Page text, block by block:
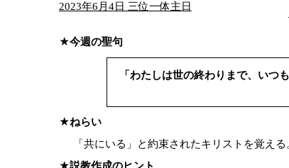
2023年6月4日 三位一体主日
今週の聖句
「わたしは世の終わりまで、いつ
ねらい
「共にいる」と約束されたキリストを覚える